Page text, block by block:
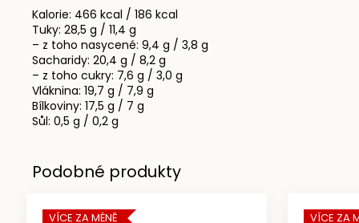
Kalorie: 466 kcal / 186 kcal
Tuky: 28,5 g / 11,4 g
– z toho nasycené: 9,4 g / 3,8 g
Sacharidy: 20,4 g / 8,2 g
– z toho cukry: 7,6 g / 3,0 g
Vláknina: 19,7 g / 7,9 g
Bílkoviny: 17,5 g / 7 g
Sůl: 0,5 g / 0,2 g
VÍCE ZA MÉNĚ VÍCE ZA
PROTEINOVÁ
TYČINKA
SLANÝ
KARAMEL
+
ARAŠÍDY
55G
65
Kč
TYČINKA
VANILKA
PISTÁCIE